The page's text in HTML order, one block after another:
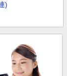
)